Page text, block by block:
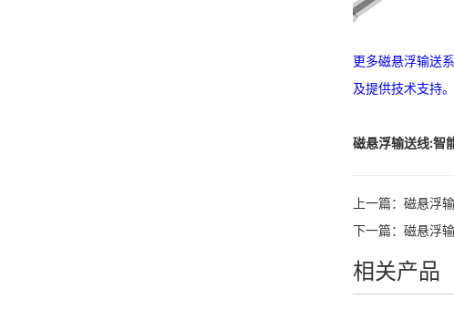
更多磁悬浮输送
及提供技术支持。
磁悬浮输送线:智
上一篇： 磁悬浮
下一篇： 磁悬浮
相关产品